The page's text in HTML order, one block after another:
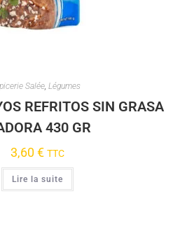
Salée, Légumes
REFRITOS SIN GRASA
430 GR
3,60€ TTC
Lire la suite